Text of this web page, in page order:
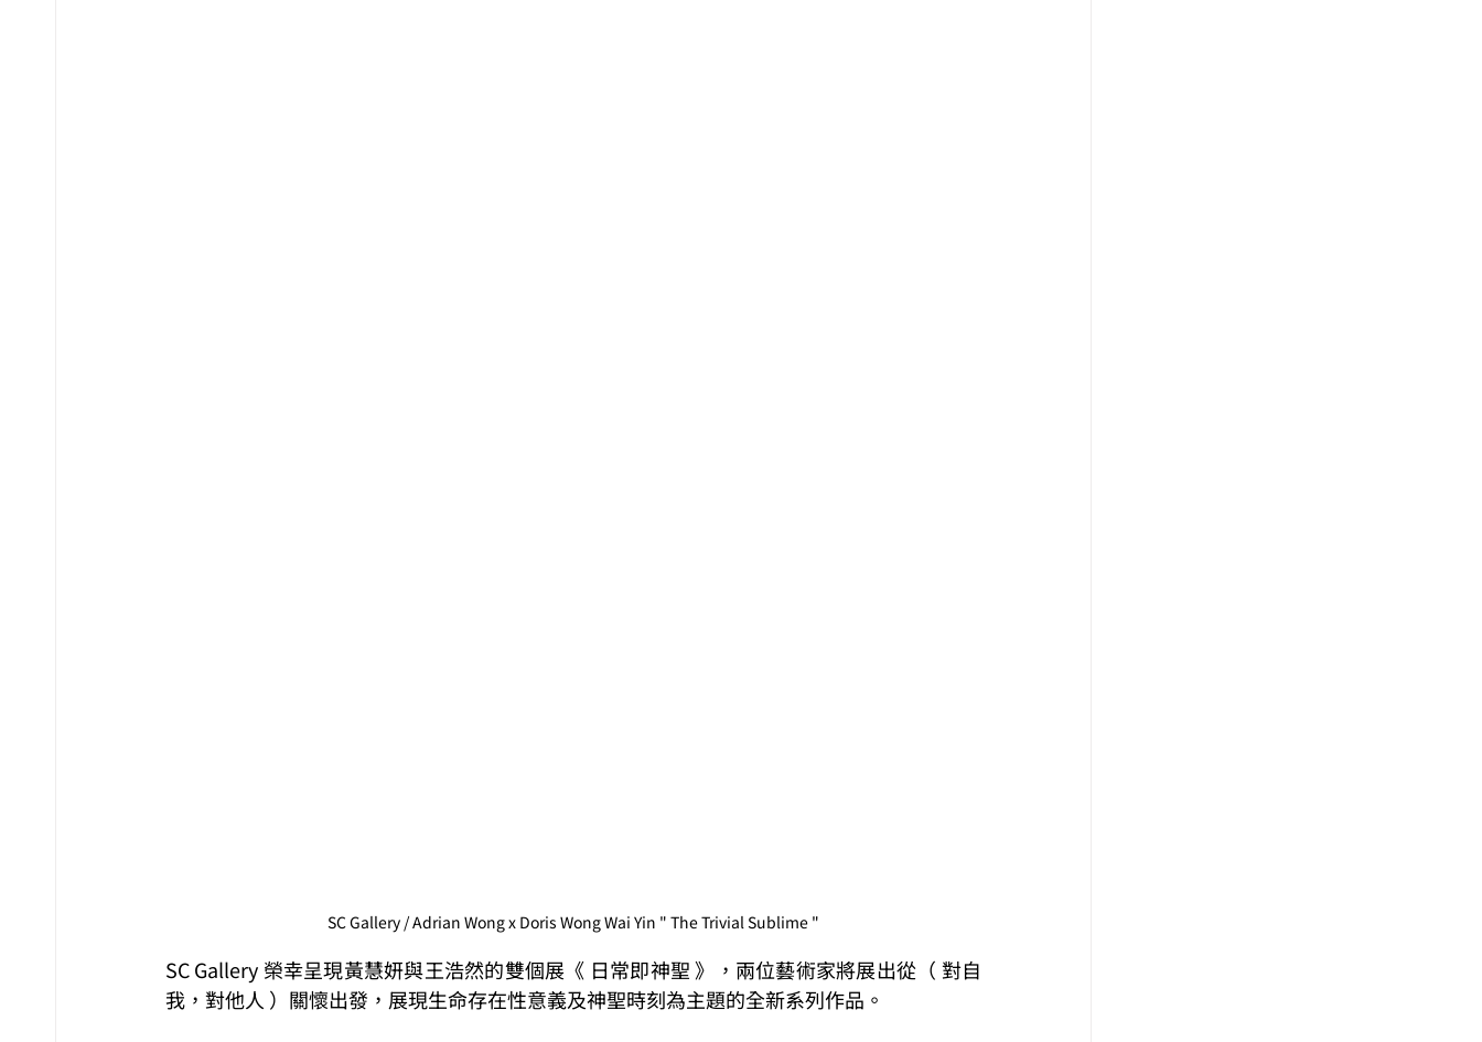
SC Gallery / Adrian Wong x Doris Wong Wai Yin " The Trivial Sublime "
SC Gallery 榮幸呈現黃慧妍與王浩然的雙個展《 日常即神聖 》，兩位藝術家將展出從（ 對自
我，對他人 ）關懷出發，展現生命存在性意義及神聖時刻為主題的全新系列作品。